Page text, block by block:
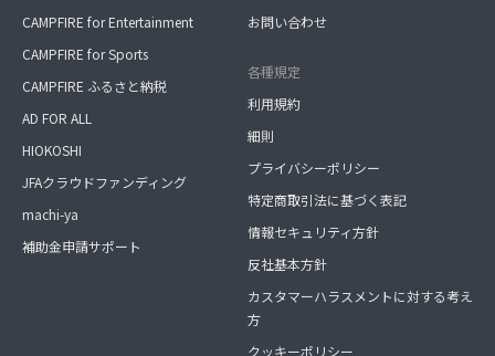
CAMPFIRE for Entertainment
CAMPFIRE for Sports
CAMPFIRE ふるさと納税
AD FOR ALL
HIOKOSHI
JFAクラウドファンディング
machi-ya
補助金申請サポート
お問い合わせ
各種規定
利用規約
細則
プライバシーポリシー
特定商取引法に基づく表記
情報セキュリティ方針
反社基本方針
カスタマーハラスメントに対する考え
方
クッキーポリシー